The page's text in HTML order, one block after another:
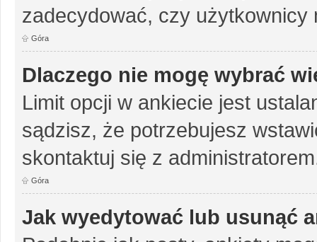
zadecydować, czy użytkownicy
Góra
Dlaczego nie mogę wybrać
Limit opcji w ankiecie jest
sądzisz, że potrzebujesz
skontaktuj się z
Góra
Jak wyedytować lub usunąć